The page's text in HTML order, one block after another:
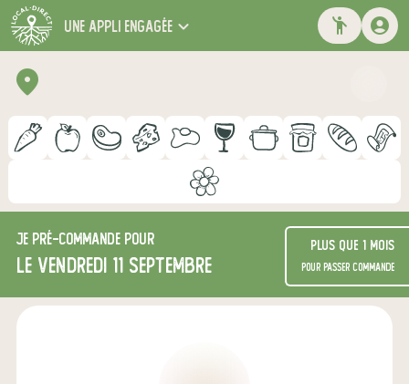
une appli engagée
Je pré-commande pour
le vendredi 11 septembre
Plus que 1 mois
pour passer commande